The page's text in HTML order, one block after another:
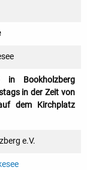
in Bookholzberg
in der Zeit von
dem Kirchplatz
e.V.